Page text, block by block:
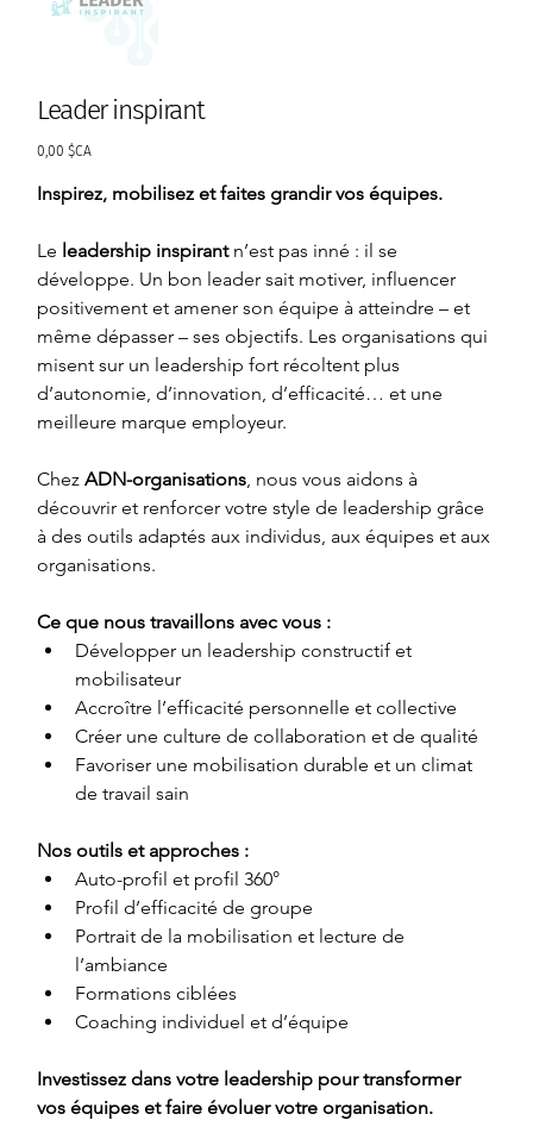
Leader inspirant
Prix
0,00 $CA
Inspirez, mobilisez et faites grandir vos équipes.
Le leadership inspirant n’est pas inné : il se
développe. Un bon leader sait motiver, influencer
positivement et amener son équipe à atteindre – et
même dépasser – ses objectifs. Les organisations qui
misent sur un leadership fort récoltent plus
d’autonomie, d’innovation, d’efficacité… et une
meilleure marque employeur.
Chez ADN-organisations, nous vous aidons à
découvrir et renforcer votre style de leadership grâce
à des outils adaptés aux individus, aux équipes et aux
organisations.
Ce que nous travaillons avec vous :
Développer un leadership constructif et
mobilisateur
Accroître l’efficacité personnelle et collective
Créer une culture de collaboration et de qualité
Favoriser une mobilisation durable et un climat
de travail sain
Nos outils et approches :
Auto-profil et profil 360°
Profil d’efficacité de groupe
Portrait de la mobilisation et lecture de
l’ambiance
Formations ciblées
Coaching individuel et d’équipe
Investissez dans votre leadership pour transformer
vos équipes et faire évoluer votre organisation.